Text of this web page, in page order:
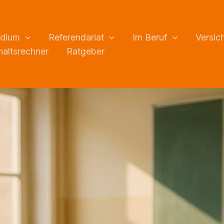
Referendariat Im Beruf
Ratgeber